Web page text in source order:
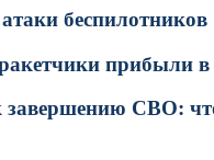
беспилотников
прибыли
СВО: что